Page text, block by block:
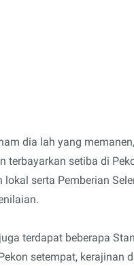
dia lah yang
terbayarkan setiba di
serta Pemberian
terdapat beberapa
setempat, kerajinan